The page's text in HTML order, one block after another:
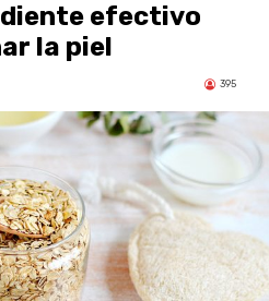
efectivo
la piel
395